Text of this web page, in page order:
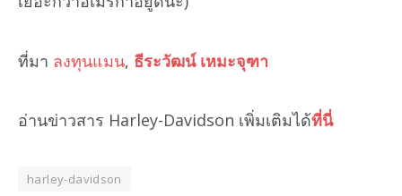
ที่มา ลงทุนแมน, ธีระวัฒน์ เหมะจุฑา
อ่านข่าวสาร Harley-Davidson เพิ่มเติมได้ที่นี่
harley-davidson